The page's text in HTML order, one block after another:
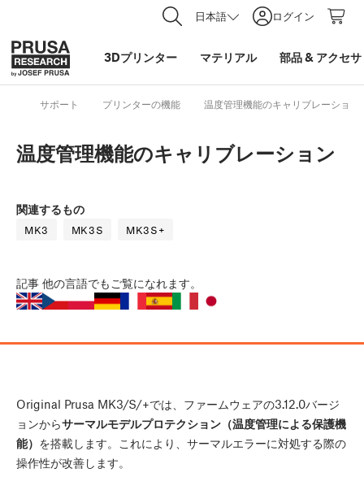
日本語 ログイン
3Dプリンター マテリアル 部品& アクセ
サポート プリンターの機能 温度管理機能のキャリブレーション
温度管理機能のキャリブレーション
関連するもの
MK3 MK3S MK3S+
記事 他の言語でもご覧になれます。
Original Prusa MK3/S/+では、ファームウェアの3.12.0バージ
ョンからサーマルモデルプロテクション（温度管理による保護機
能） を搭載します。これにより、サーマルエラーに対処する際の
操作性が改善します。